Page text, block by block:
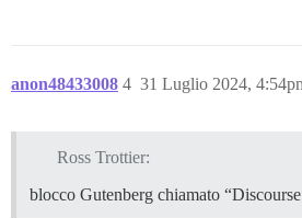
anon48433008 31 Luglio 2024,
4
Ross Trottier:
blocco Gutenberg chiamato